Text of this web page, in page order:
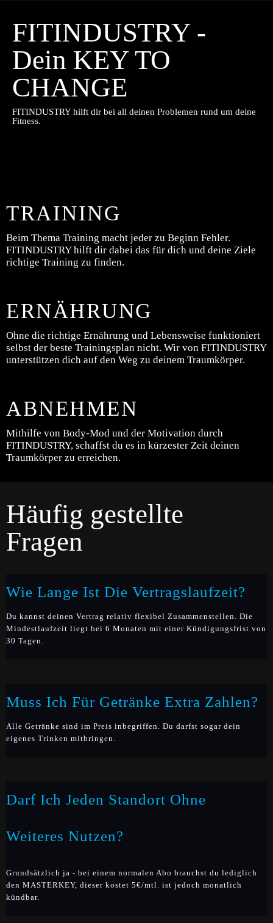
FITINDUSTRY -
Dein KEY TO
CHANGE
FITINDUSTRY hilft dir bei all deinen Problemen rund um deine
Fitness.
TRAINING
Beim Thema Training macht jeder zu Beginn Fehler.
FITINDUSTRY hilft dir dabei das für dich und deine Ziele
richtige Training zu finden.
ERNÄHRUNG
Ohne die richtige Ernährung und Lebensweise funktioniert
selbst der beste Trainingsplan nicht. Wir von FITINDUSTRY
unterstützen dich auf den Weg zu deinem Traumkörper.
ABNEHMEN
Mithilfe von Body-Mod und der Motivation durch
FITINDUSTRY, schaffst du es in kürzester Zeit deinen
Traumkörper zu erreichen.
Häufig gestellte
Fragen
Wie Lange Ist Die Vertragslaufzeit?
Du kannst deinen Vertrag relativ flexibel Zusammenstellen. Die
Mindestlaufzeit liegt bei 6 Monaten mit einer Kündigungsfrist von
30 Tagen.
Muss Ich Für Getränke Extra Zahlen?
Alle Getränke sind im Preis inbegriffen. Du darfst sogar dein
eigenes Trinken mitbringen.
Darf Ich Jeden Standort Ohne
Weiteres Nutzen?
Grundsätzlich ja - bei einem normalen Abo brauchst du lediglich
den MASTERKEY, dieser kostet 5€/mtl. ist jedoch monatlich
kündbar.